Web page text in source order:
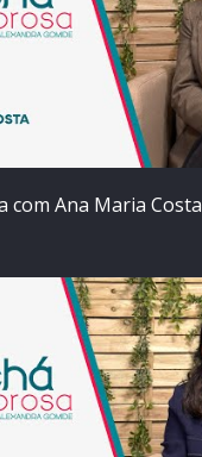
com Ana Maria Costa